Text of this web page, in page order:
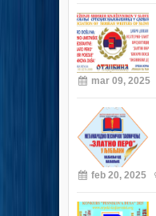
mar 09, 2025
feb 20, 2025